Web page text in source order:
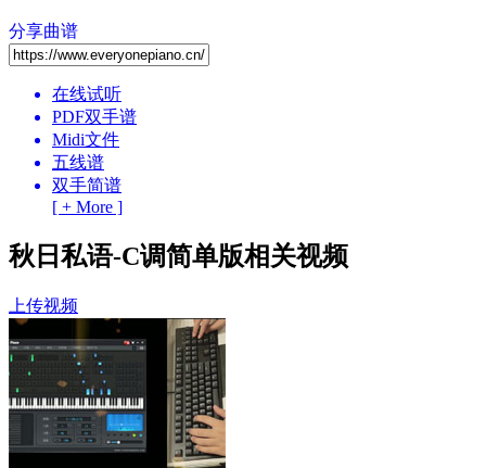
分享曲谱
在线试听
PDF双手谱
Midi文件
五线谱
双手简谱
[ + More ]
秋日私语-C调简单版相关视频
上传视频